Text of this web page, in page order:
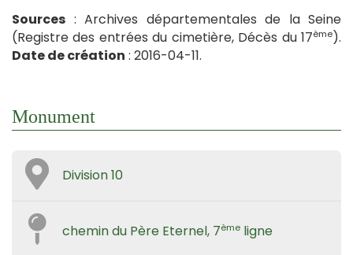
Sources : Archives départementales de la Seine
(Registre des entrées du cimetière, Décès du 17ème).
Date de création : 2016-04-11.
Monument
Division 10
chemin du Père Eternel, 7ème ligne